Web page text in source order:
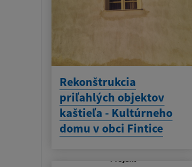
Rekonštrukcia
priľahlých objektov
kaštieľa - Kultúrneho
domu v obci Fintice